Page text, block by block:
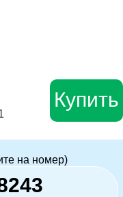
Купить
на номер)